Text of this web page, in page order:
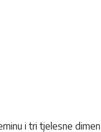
i tri tjelesne